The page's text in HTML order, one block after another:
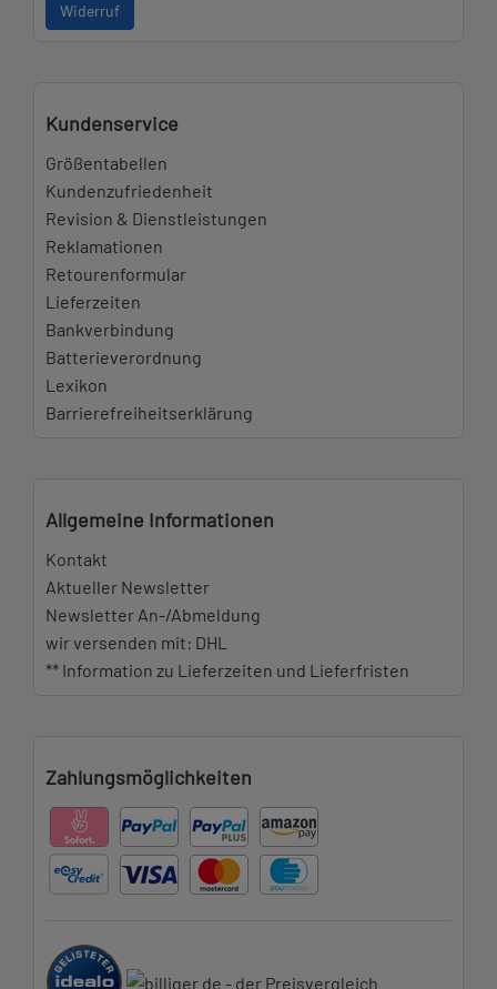
Widerruf
Kundenservice
Größentabellen
Kundenzufriedenheit
Revision & Dienstleistungen
Reklamationen
Retourenformular
Lieferzeiten
Bankverbindung
Batterieverordnung
Lexikon
Barrierefreiheitserklärung
Allgemeine Informationen
Kontakt
Aktueller Newsletter
Newsletter An-/Abmeldung
wir versenden mit: DHL
** Information zu Lieferzeiten und Lieferfristen
Zahlungsmöglichkeiten